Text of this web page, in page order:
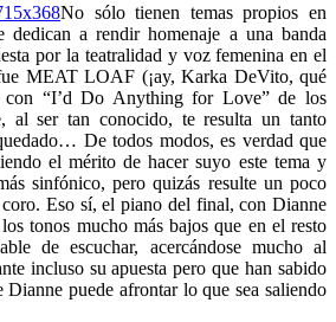
No sólo tienen temas propios en
dedican a rendir homenaje a una banda
por la teatralidad y voz femenina en el
MEAT LOAF (¡ay, Karka DeVito, qué
con “I’d Do Anything for Love” de los
al ser tan conocido, te resulta un tanto
De todos modos, es verdad que
el mérito de hacer suyo este tema y
sinfónico, pero quizás resulte un poco
Eso sí, el piano del final, con Dianne
tonos mucho más bajos que en el resto
de escuchar, acercándose mucho al
incluso su apuesta pero que han sabido
Dianne puede afrontar lo que sea saliendo